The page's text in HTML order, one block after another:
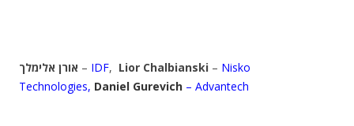
אורן אלימלך – IDF, Lior Chalbianski – Nisko
Technologies, Daniel Gurevich – Advantech